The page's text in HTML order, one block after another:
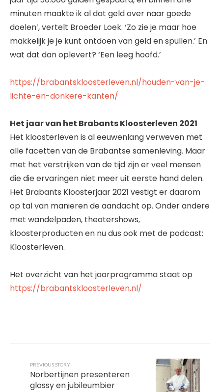
minuten maakte ik al dat geld over naar goede
doelen’, vertelt Broeder Loek. ‘Zo zie je maar hoe
makkelijk je je kunt ontdoen van geld en spullen.’ En
wat dat dan oplevert? ‘Een leeg hoofd.’
https://brabantskloosterleven.nl/houden-van-je-
lichte-en-donkere-kanten/
Het jaar van het Brabants Kloosterleven 2021
Het kloosterleven is al eeuwenlang verweven met
alle facetten van de Brabantse samenleving. Maar
met het verstrijken van de tijd zijn er veel mensen
die die ervaringen niet meer uit eerste hand delen.
Het Brabants Kloosterjaar 2021 vestigt er daarom
op tal van manieren de aandacht op. Onder andere
met wandelpaden, theatershows,
kloosterproducten en nu dus ook met de podcast:
Kloosterleven.
Het overzicht van het jaarprogramma staat op
https://brabantskloosterleven.nl/
PREVIOUS STORY
Norbertijnen presenteren
glossy en jubileumbier